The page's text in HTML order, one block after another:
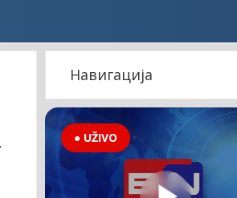
Навигација
● UŽIVO